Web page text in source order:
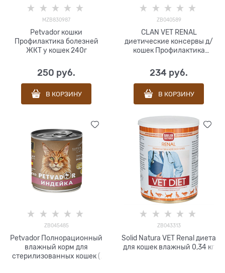
MZB830987
Petvador кошки
Профилактика болезней
ЖКТ у кошек 240г
250 руб.
В КОРЗИНУ
ZB040589
CLAN VET RENAL
диетические консервы д/
кошек Профилактика
234 руб.
В КОРЗИНУ
ZB045485
Petvador Полнорационный
влажный корм для
стерилизованных кошек (
ZB043313
Solid Natura VET Renal диета
для кошек влажный 0,34 кг